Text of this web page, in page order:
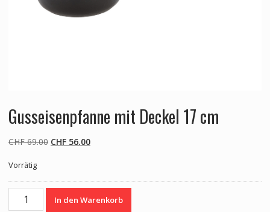
Gusseisenpfanne mit Deckel 17 cm
CHF69.00 Ursprünglicher
CHF 69.00
CHF56.00Aktueller
CHF 56.00.
Vorrätig
Gusseisenpfanne
In den Warenkorb